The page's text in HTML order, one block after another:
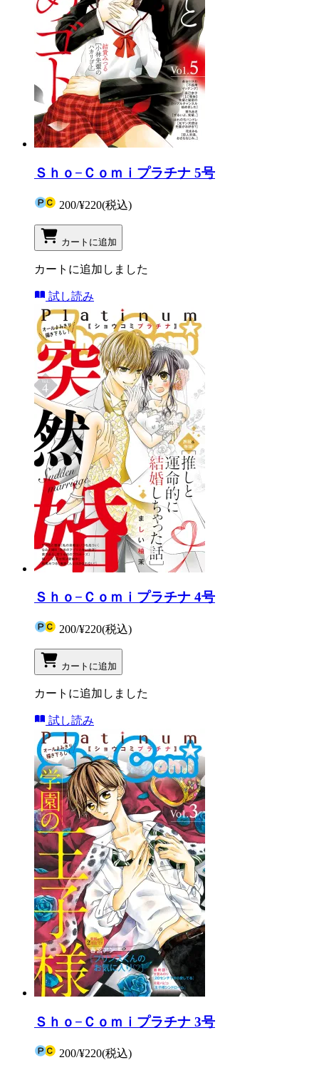
Ｓｈｏ−Ｃｏｍｉプラチナ 5号
200/¥220(税込)
カートに追加
カートに追加しました
試し読み
Ｓｈｏ−Ｃｏｍｉプラチナ 4号
200/¥220(税込)
カートに追加
カートに追加しました
試し読み
Ｓｈｏ−Ｃｏｍｉプラチナ 3号
200/¥220(税込)